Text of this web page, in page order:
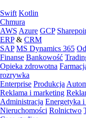
Swift Kotlin
Chmura
AWS Azure GCP
ERP& CRM
SAP MS Dynamics 365
Finanse Bankowość
Opieka zdrowotna
rozrywka
Enterprise Produkcja
Reklama i marketing
Administracja Energetyka i
Nieruchomości Rolnictwo